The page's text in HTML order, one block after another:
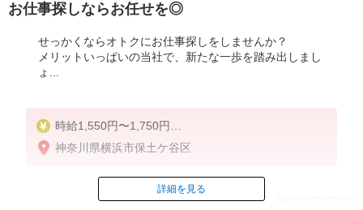
お仕事探しならお任せを◎
せっかくならオトクにお仕事探しをしませんか？
メリットいっぱいの当社で、新たな一歩を踏み出しまし
ょ...
時給1,550円〜1,750円
◆無資格・経験者：時給1,550円〜
◆初任者研修・経験者：時給1,650円〜
◆介護福祉士：時給1,750円〜
神奈川県横浜市保土ケ谷区
ID：AE0526567510
詳細を見る